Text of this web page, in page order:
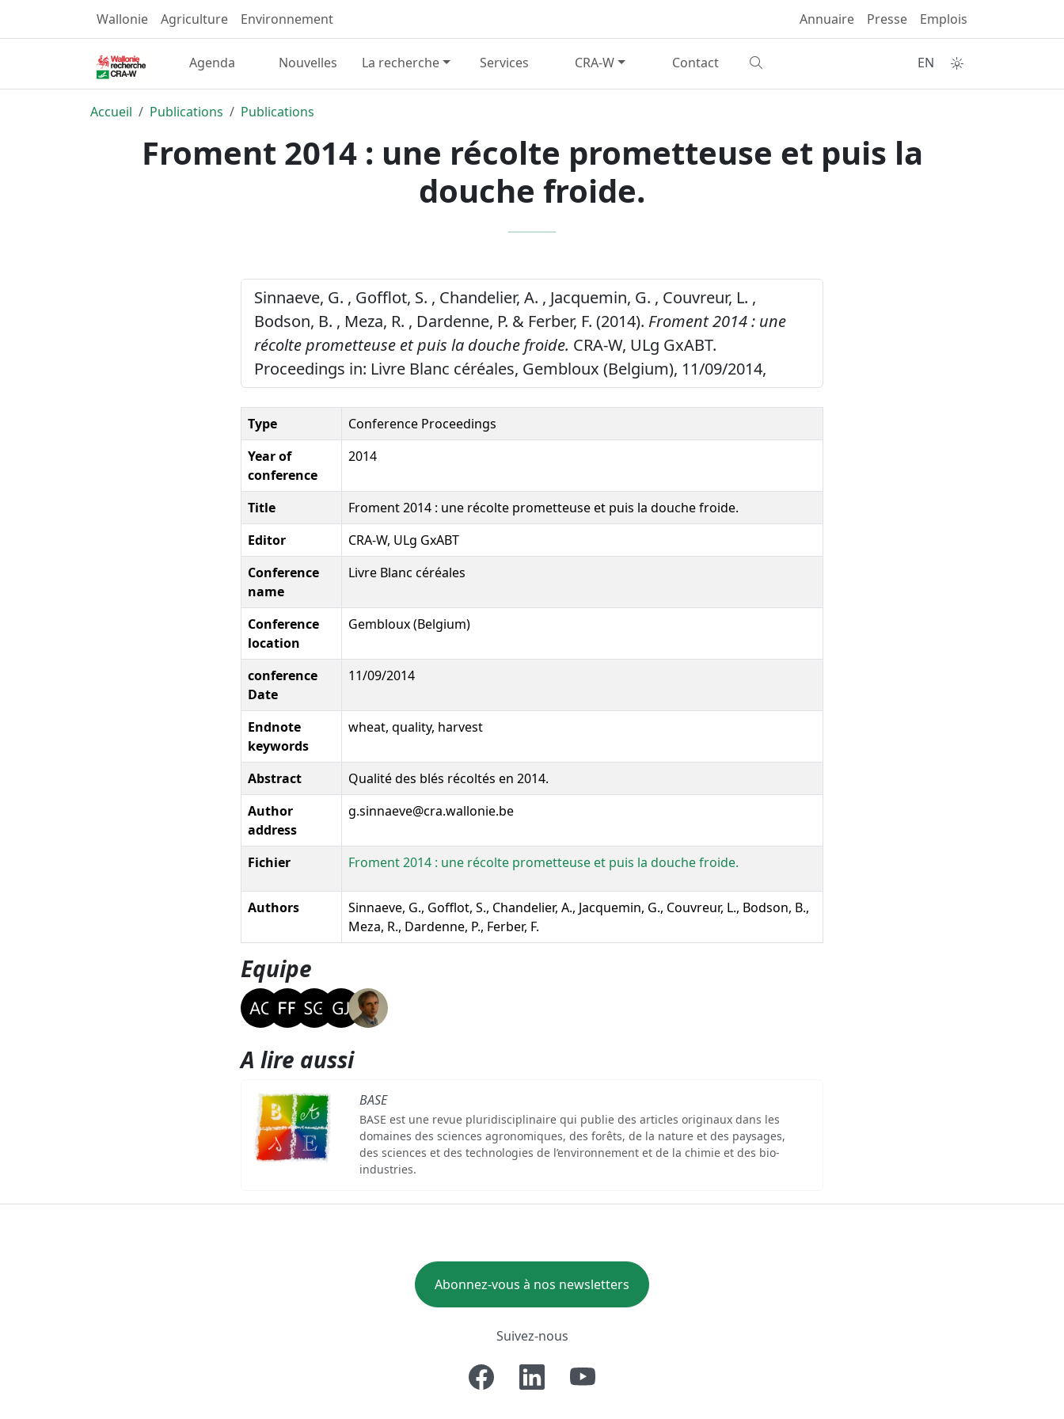
Wallonie Agriculture Environnement Annuaire Presse Emplois
Agenda Nouvelles La recherche Services CRA-W Contact EN
Accueil Publications Publications
Froment 2014 : une récolte prometteuse et puis la
douche froide.
Sinnaeve, G. , Gofflot, S. , Chandelier, A. , Jacquemin, G. , Couvreur, L. ,
Bodson, B. , Meza, R. , Dardenne, P. & Ferber, F. (2014). Froment 2014 : une
récolte prometteuse et puis la douche froide. CRA-W, ULg GxABT.
Proceedings in: Livre Blanc céréales, Gembloux (Belgium), 11/09/2014,
Type
Conference Proceedings
Year of
conference
2014
Title
Froment 2014 : une récolte prometteuse et puis la douche froide.
Editor
CRA-W, ULg GxABT
Conference
name
Livre Blanc céréales
Conference
location
Gembloux (Belgium)
conference
Date
11/09/2014
Endnote
keywords
wheat, quality, harvest
Abstract
Qualité des blés récoltés en 2014.
Author
address
g.sinnaeve@cra.wallonie.be
Fichier Froment 2014 : une récolte prometteuse et puis la douche froide.
Authors
Sinnaeve, G., Gofflot, S., Chandelier, A., Jacquemin, G., Couvreur, L., Bodson, B.,
Meza, R., Dardenne, P., Ferber, F.
Equipe
A lire aussi
BASE
BASE est une revue pluridisciplinaire qui publie des articles originaux dans les
domaines des sciences agronomiques, des forêts, de la nature et des paysages,
des sciences et des technologies de l’environnement et de la chimie et des bio-
industries.
Abonnez-vous à nos newsletters
Suivez-nous